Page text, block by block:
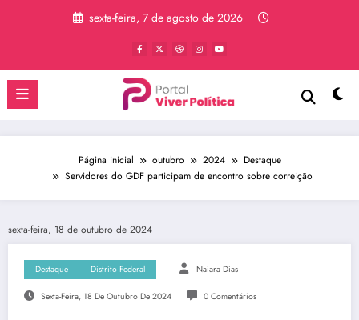
sexta-feira, 7 de agosto de 2026
Página inicial outubro 2024
Destaque
Servidores do GDF participam de encontro sobre correição
sexta-feira, 18 de outubro de 2024
Destaque Distrito Federal Naiara Dias
Sexta-Feira, 18 De Outubro De 2024 0 Comentários